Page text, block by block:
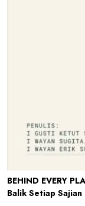
BEHIND EVERY
Balik Setiap Sajian